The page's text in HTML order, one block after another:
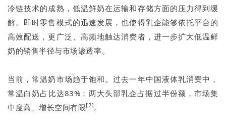
冷链技术的成熟，低温鲜奶在运输和存储方面的压力得到缓
解。即时零售模式的迅速发展，也使得乳企能够依托平台的
高效配送，更广泛、高频地触达消费者，进一步扩大低温鲜
奶的销售半径与市场渗透率。
当前，常温奶市场趋于饱和。过去一年中国液体乳消费中，
常温白奶占比达83%；两大头部乳企占据过半份额，市场集
中度高、增长空间有限[2]。